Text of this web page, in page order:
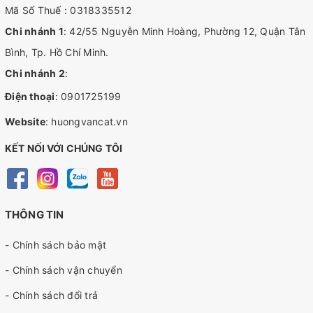
Mã Số Thuế : 0318335512
Chi nhánh 1: 42/55 Nguyễn Minh Hoàng, Phường 12, Quận Tân
Bình, Tp. Hồ Chí Minh.
Chi nhánh 2:
Điện thoại: 0901725199
Website: huongvancat.vn
KẾT NỐI VỚI CHÚNG TÔI
THÔNG TIN
- Chính sách bảo mật
- Chính sách vận chuyển
- Chính sách đổi trả